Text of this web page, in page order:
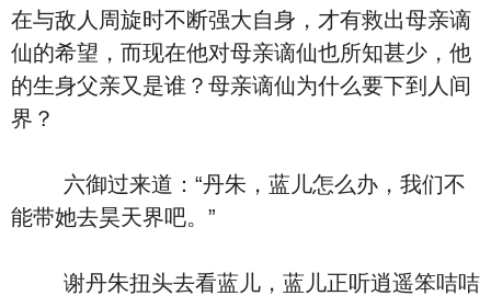
在与敌人周旋时不断强大自身，才有救出母亲谪
仙的希望，而现在他对母亲谪仙也所知甚少，他
的生身父亲又是谁？母亲谪仙为什么要下到人间
界？
六御过来道：“丹朱，蓝儿怎么办，我们不
能带她去昊天界吧。”
谢丹朱扭头去看蓝儿，蓝儿正听逍遥笨咭咭